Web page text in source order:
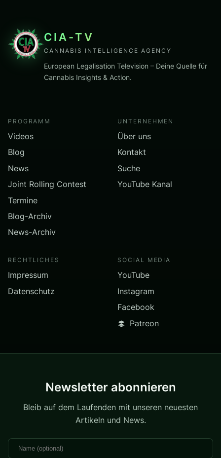
CIA-TV
CANNABIS INTELLIGENCE AGENCY
European Legalisation Television – Deine Quelle für
Cannabis Insights & Action.
PROGRAMM
Videos
Blog
News
Joint Rolling Contest
Termine
Blog-Archiv
News-Archiv
UNTERNEHMEN
Über uns
Kontakt
Suche
YouTube Kanal
RECHTLICHES
Impressum
Datenschutz
SOCIAL MEDIA
YouTube
Instagram
Facebook
Patreon
Newsletter abonnieren
Bleib auf dem Laufenden mit unseren neuesten
Artikeln und News.